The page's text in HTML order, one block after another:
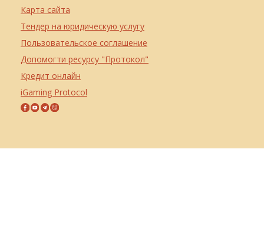
Карта сайта
Тендер на юридическую услугу
Пользовательское соглашение
Допомогти ресурсу "Протокол"
Кредит онлайн
iGaming Protocol